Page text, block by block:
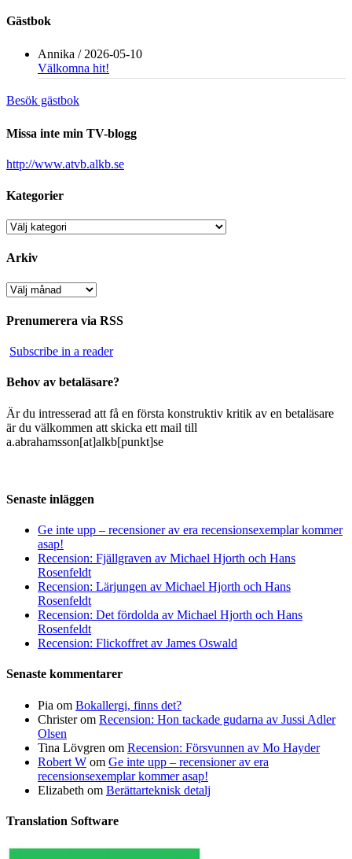
Gästbok
Annika / 2026-05-10
Välkomna hit!
Besök gästbok
Missa inte min TV-blogg
http://www.atvb.alkb.se
Kategorier
Kategorier
Arkiv
Arkiv
Prenumerera via RSS
Subscribe in a reader
Behov av betaläsare?
Är du intresserad att få en första konstruktiv kritik av en betaläsare
är du välkommen att skicka ett mail till
a.abrahamsson[at]alkb[punkt]se
Senaste inläggen
Ge inte upp – recensioner av era recensionsexemplar kommer
asap!
Recension: Fjällgraven av Michael Hjorth och Hans
Rosenfeldt
Recension: Lärjungen av Michael Hjorth och Hans
Rosenfeldt
Recension: Det fördolda av Michael Hjorth och Hans
Rosenfeldt
Recension: Flickoffret av James Oswald
Senaste kommentarer
Pia om Bokallergi, finns det?
Christerom Recension: Hon tackade gudarna av Jussi Adler
Olsen
Tina Lövgren om Recension: Försvunnen av Mo Hayder
Robert W om Ge inte upp – recensioner av era
recensionsexemplar kommer asap!
Elizabeth om Berättarteknisk detalj
Translation Software